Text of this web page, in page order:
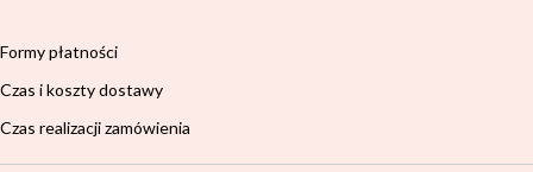
Formy płatności
Czas i koszty dostawy
Czas realizacji zamówienia